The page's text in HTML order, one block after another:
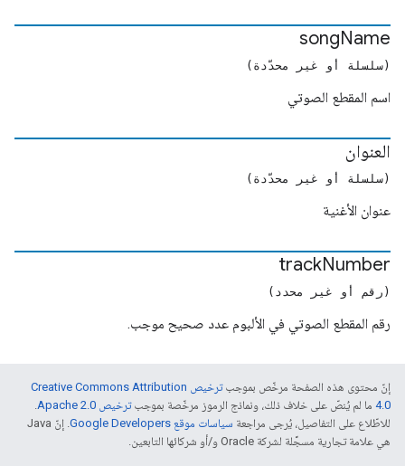
songName
(سلسلة أو غير محدّدة)
اسم المقطع الصوتي
العنوان
(سلسلة أو غير محدّدة)
عنوان الأغنية
trackNumber
(رقم أو غير محدد)
رقم المقطع الصوتي في الألبوم عدد صحيح موجب.
إنّ محتوى هذه الصفحة مرخّص بموجب
ترخيص Creative Commons Attribution
4.0‏ ما لم يُنصّ على خلاف ذلك، ونماذج الرموز مرخّصة بموجبترخيص Apache 2.0‏
.
للاطّلاع على التفاصيل، يُرجى مراجعة سياسات موقع Google Developers‏
. إنّ Java
هي علامة تجارية مسجَّلة لشركة Oracle و/أو شركائها التابعين.